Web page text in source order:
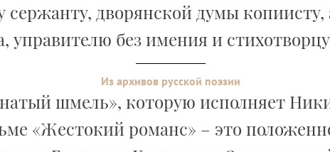
сержанту, дворянской думы копиисту,
управителю без имения и стихотворцу
Из архивов русской поэзии
шмель», которую исполняет
«Жестокий романс» – это